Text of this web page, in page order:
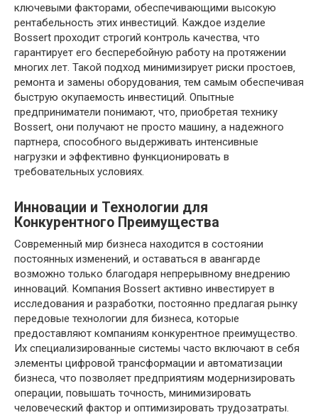
ключевыми факторами‚ обеспечивающими высокую
рентабельность этих инвестиций. Каждое изделие
Bossert проходит строгий контроль качества‚ что
гарантирует его бесперебойную работу на протяжении
многих лет. Такой подход минимизирует риски простоев‚
ремонта и замены оборудования‚ тем самым обеспечивая
быструю окупаемость инвестиций. Опытные
предприниматели понимают‚ что‚ приобретая технику
Bossert‚ они получают не просто машину‚ а надежного
партнера‚ способного выдерживать интенсивные
нагрузки и эффективно функционировать в
требовательных условиях.
Инновации и Технологии для
Конкурентного Преимущества
Современный мир бизнеса находится в состоянии
постоянных изменений‚ и оставаться в авангарде
возможно только благодаря непрерывному внедрению
инноваций. Компания Bossert активно инвестирует в
исследования и разработки‚ постоянно предлагая рынку
передовые технологии для бизнеса‚ которые
предоставляют компаниям конкурентное преимущество.
Их специализированные системы часто включают в себя
элементы цифровой трансформации и автоматизации
бизнеса‚ что позволяет предприятиям модернизировать
операции‚ повышать точность‚ минимизировать
человеческий фактор и оптимизировать трудозатраты.